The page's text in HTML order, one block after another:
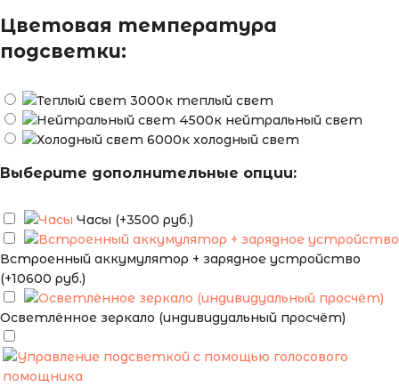
Цветовая температура
подсветки:
теплый свет
нейтральный свет
холодный свет
Выберите дополнительные опции:
Часы (+3500 руб.)
Встроенный аккумулятор + зарядное устройство
(+10600 руб.)
Осветлённое зеркало (индивидуальный просчёт)